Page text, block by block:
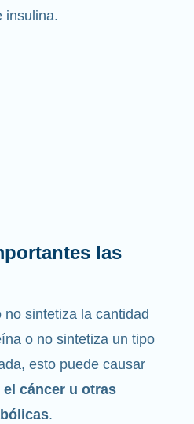
insulina.
las
sintetiza la cantidad
o no sintetiza un tipo
esto puede causar
el cáncer u otras
.